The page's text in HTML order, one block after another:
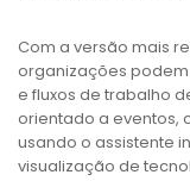
Com a versão mais
organizações
e fluxos de trabalho
orientado a eventos,
usando o assistente
visualização de